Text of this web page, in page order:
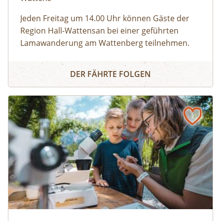
Jeden Freitag um 14.00 Uhr können Gäste der
Region Hall-Wattensan bei einer geführten
Lamawanderung am Wattenberg teilnehmen.
Wir gehen auf Tuchfühlung mit den pfiffigen
Wanderkameraden und erkunden gemeinsam
Neues über die freundlichen Paarhufer. Auf geht
´s!
Geführte Lamatrekkingtour
DER FÄHRTE FOLGEN